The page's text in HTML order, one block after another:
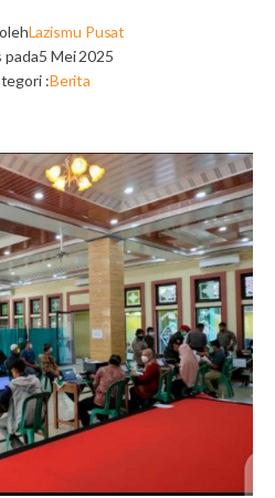
Lazismu Pusat
pada5 Mei 2025
:Berita